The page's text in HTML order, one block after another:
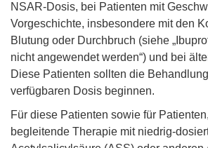
NSAR-Dosis, bei Patienten mit
Vorgeschichte, insbesondere mit den
Blutung oder Durchbruch (siehe
nicht angewendet werden“) und bei
Diese Patienten sollten die
verfügbaren Dosis beginnen.
Für diese Patienten sowie für
begleitende Therapie mit niedrig-